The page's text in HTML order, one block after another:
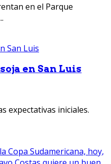
en el Parque
en San Luis
expectativas iniciales.